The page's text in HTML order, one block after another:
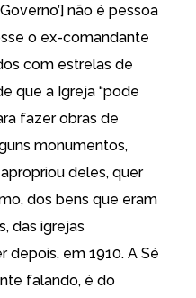
não é pessoa
o ex-comandante
com estrelas de
que a Igreja “pode
fazer obras de
monumentos,
deles, quer
dos bens que eram
das igrejas
depois, em 1910. A Sé
falando, é do